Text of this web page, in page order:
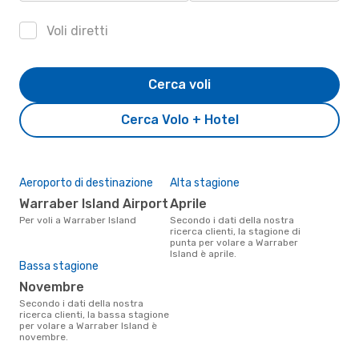
Voli diretti
Cerca Volo + Hotel
Cerca voli
Aeroporto di destinazione
Warraber Island Airport
Per voli a Warraber Island
Alta stagione
aprile
Secondo i dati della nostra
ricerca clienti, la stagione di
punta per volare a Warraber
Island è aprile.
Bassa stagione
novembre
Secondo i dati della nostra
ricerca clienti, la bassa stagione
per volare a Warraber Island è
novembre.